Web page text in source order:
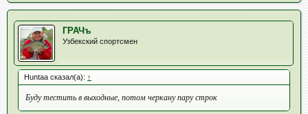
ГРАЧъ
Узбекский спортсмен
Huntaa сказал(а): ↑
Буду тестить в выходные, потом черкану пару строк